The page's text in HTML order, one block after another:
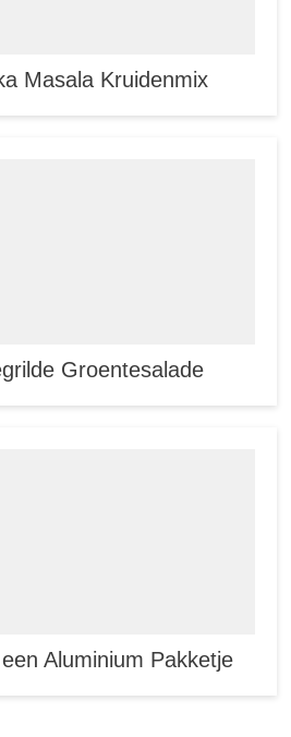
Masala Kruidenmix
Groentesalade
Aluminium Pakketje